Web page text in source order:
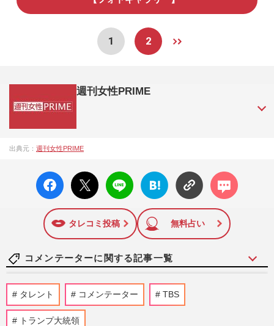
1 2
週刊女性PRIME
成27年）1月に開設された主婦と生活社が運営する日本のニュ
陣の執筆記事を配信するほか、女性週刊誌『週刊女性』の誌
面に掲載された記事から、インターネット利用者層にとって
特に関心の高い題材の記事を、WEB向けにリライトして配信
しています！
出典元： 週刊女性PRIME
facebo
ok い
X ポス
ト
LINE
はてな
ブック
に追加
コメン
ト
タレコミ投稿 無料占い
コメンテーターに関する記事一覧
田原総一朗氏『朝まで生テレビ！』が「朝
まででも生でもない」まさかの変更で「タ
イトル詐欺」ツッコミ殺到
タレント コメンテーター TBS
トランプ大統領